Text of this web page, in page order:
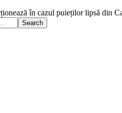
în cazul puieților lipsă din